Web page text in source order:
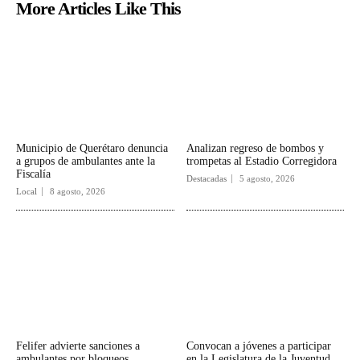
More Articles Like This
Municipio de Querétaro denuncia
a grupos de ambulantes ante la
Fiscalía
Local 8 agosto, 2026
Analizan regreso de bombos y
trompetas al Estadio Corregidora
Destacadas 5 agosto, 2026
Felifer advierte sanciones a
Convocan a jóvenes a participar